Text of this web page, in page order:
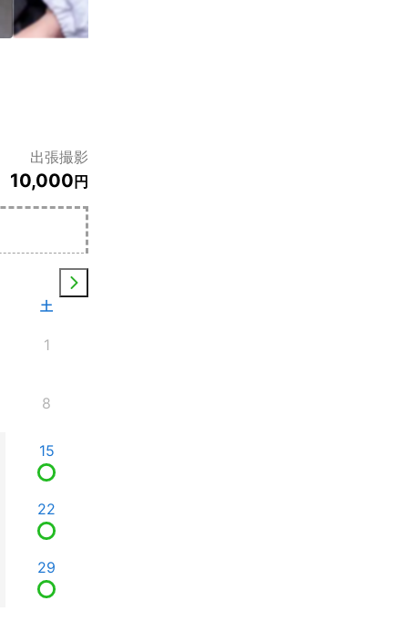
出張撮影
10,000 円
土
1
8
15
22
29